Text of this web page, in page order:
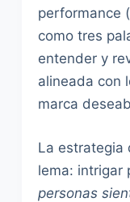
performance
como tres
entender y
alineada con
marca
La estrategia
lema: intrigar
personas